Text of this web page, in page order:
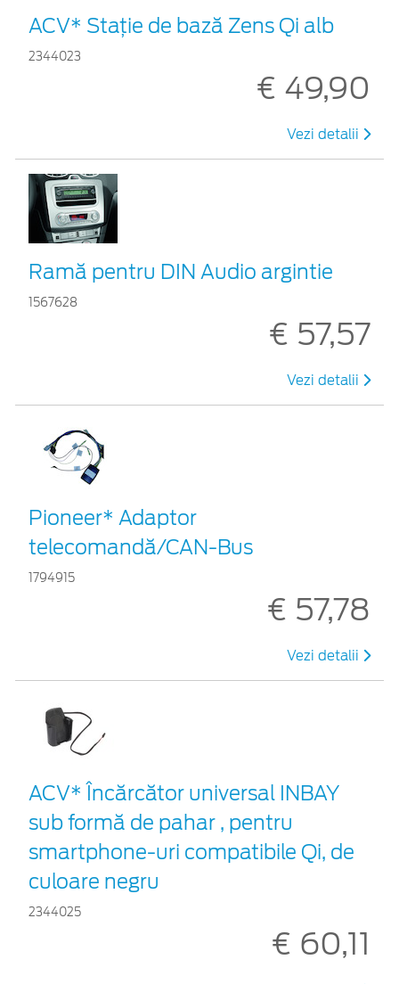
ACV* Stație de bază Zens Qi alb
2344023
€ 49,90
Vezi detalii
Ramă pentru DIN Audio argintie
1567628
€ 57,57
Vezi detalii
Pioneer* Adaptor
telecomandă/CAN-Bus
1794915
€ 57,78
Vezi detalii
ACV* Încărcător universal INBAY
sub formă de pahar , pentru
smartphone-uri compatibile Qi, de
culoare negru
2344025
€ 60,11